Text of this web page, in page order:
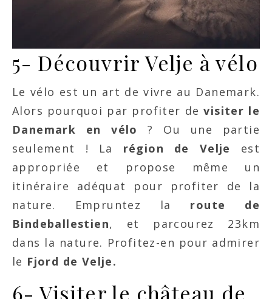
5- Découvrir Velje à vélo
Le vélo est un art de vivre au Danemark.
Alors pourquoi par profiter de visiter le
Danemark en vélo
? Ou une partie
seulement ! La
région de Velje
est
appropriée et propose même un
itinéraire adéquat pour profiter de la
nature. Empruntez la route de
Bindeballestien, et parcourez 23km
dans la nature. Profitez-en pour admirer
le Fjord de Velje.
6- Visiter le château de